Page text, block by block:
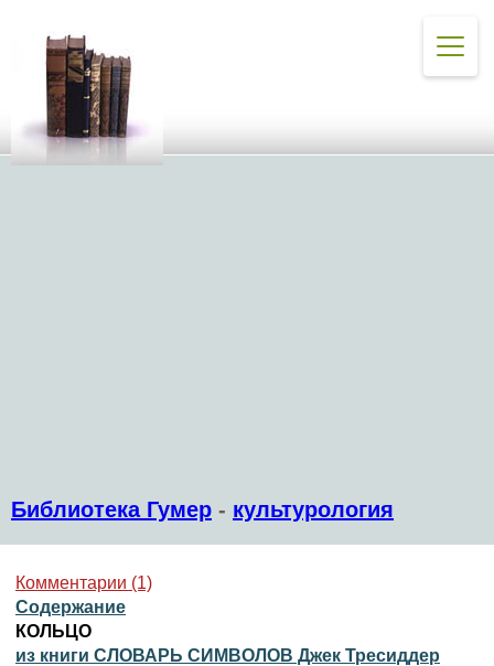
Библиотека Гумер - культурология
Комментарии (1)
Содержание
КОЛЬЦО
из книги СЛОВАРЬ СИМВОЛОВ Джек Тресиддер